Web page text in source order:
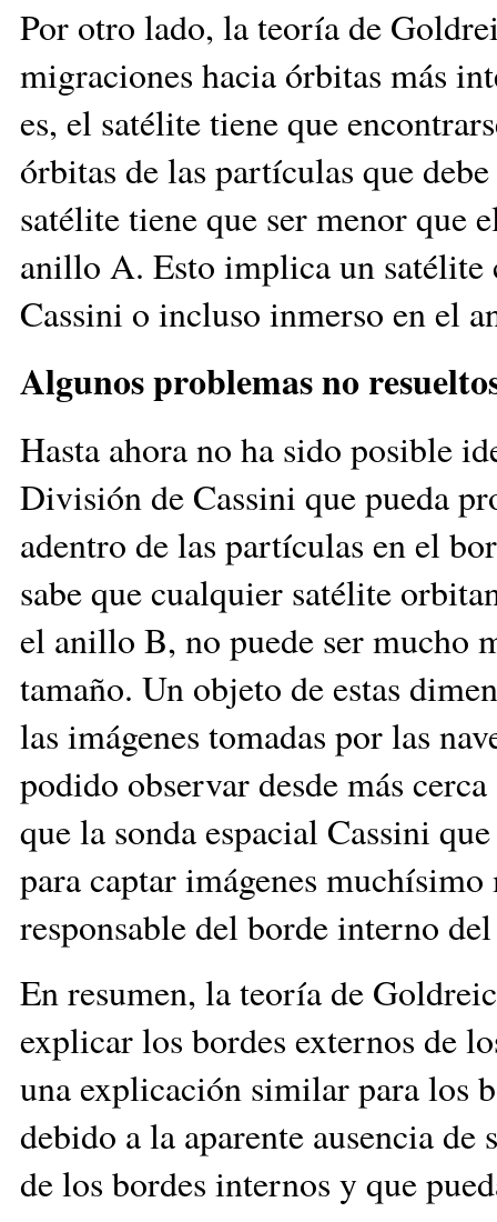
Por otro lado, la teoría de
migraciones hacia órbitas más
es, el satélite tiene que
órbitas de las partículas que
satélite tiene que ser menor que
anillo A. Esto implica un satélite
Cassini o incluso inmerso en el
Algunos problemas no
Hasta ahora no ha sido posible
División de Cassini que pueda
adentro de las partículas en el
sabe que cualquier satélite
el anillo B, no puede ser mucho
tamaño. Un objeto de estas
las imágenes tomadas por las
podido observar desde más
que la sonda espacial Cassini
para captar imágenes
responsable del borde interno
En resumen, la teoría de
explicar los bordes externos de
una explicación similar para los
debido a la aparente ausencia
de los bordes internos y que